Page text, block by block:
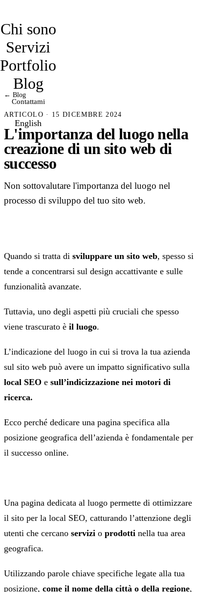
Chi sono
Servizi
Portfolio
Blog
Contattami
English
← Blog
ARTICOLO · 15 DICEMBRE 2024
L'importanza del luogo nella
creazione di un sito web di
successo
Non sottovalutare l'importanza del luogo nel
processo di sviluppo del tuo sito web.
Quando si tratta di sviluppare un sito web, spesso si
tende a concentrarsi sul design accattivante e sulle
funzionalità avanzate.
Tuttavia, uno degli aspetti più cruciali che spesso
viene trascurato è il luogo.
L’indicazione del luogo in cui si trova la tua azienda
sul sito web può avere un impatto significativo sulla
local SEO e sull’indicizzazione nei motori di
ricerca.
Ecco perché dedicare una pagina specifica alla
posizione geografica dell’azienda è fondamentale per
il successo online.
Una pagina dedicata al luogo permette di ottimizzare
il sito per la local SEO, catturando l’attenzione degli
utenti che cercano servizi o prodotti nella tua area
geografica.
Utilizzando parole chiave specifiche legate alla tua
posizione, come il nome della città o della regione,